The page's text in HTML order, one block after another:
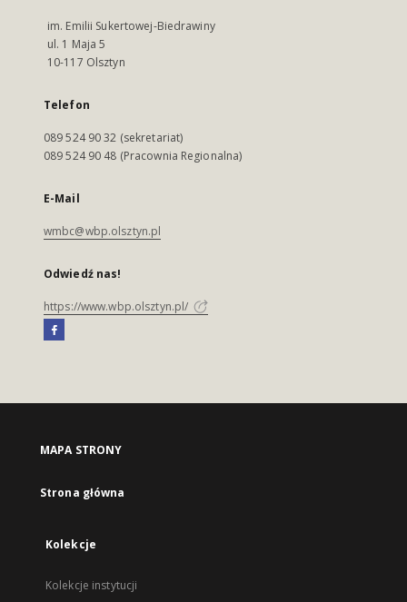
im. Emilii Sukertowej-Biedrawiny
ul. 1 Maja 5
10-117 Olsztyn
Telefon
089 524 90 32 (sekretariat)
089 524 90 48 (Pracownia Regionalna)
E-Mail
wmbc@wbp.olsztyn.pl
Odwiedź nas!
https://www.wbp.olsztyn.pl/
MAPA STRONY
Strona główna
Kolekcje
Kolekcje instytucji